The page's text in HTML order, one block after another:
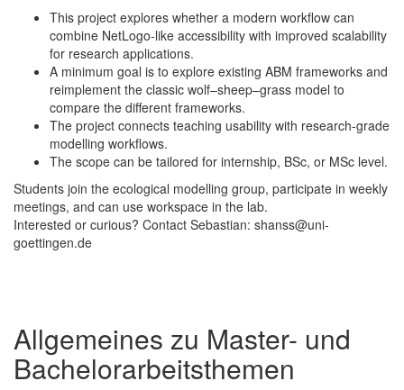
This project explores whether a modern workflow can
combine NetLogo-like accessibility with improved scalability
for research applications.
A minimum goal is to explore existing ABM frameworks and
reimplement the classic wolf–sheep–grass model to
compare the different frameworks.
The project connects teaching usability with research-grade
modelling workflows.
The scope can be tailored for internship, BSc, or MSc level.
Students join the ecological modelling group, participate in weekly
meetings, and can use workspace in the lab.
Interested or curious? Contact Sebastian: shanss@uni-
goettingen.de
Allgemeines zu Master- und
Bachelorarbeitsthemen